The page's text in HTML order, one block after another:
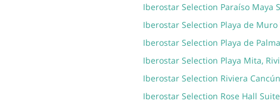
Iberostar Selection Paraíso Maya
Iberostar Selection Playa de
Iberostar Selection Playa de
Iberostar Selection Playa Mita,
Iberostar Selection Riviera
Iberostar Selection Rose Hall